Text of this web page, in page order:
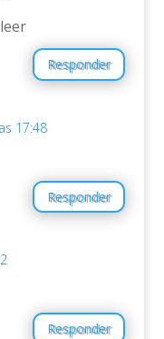
Responder
17:48
Responder
Responder